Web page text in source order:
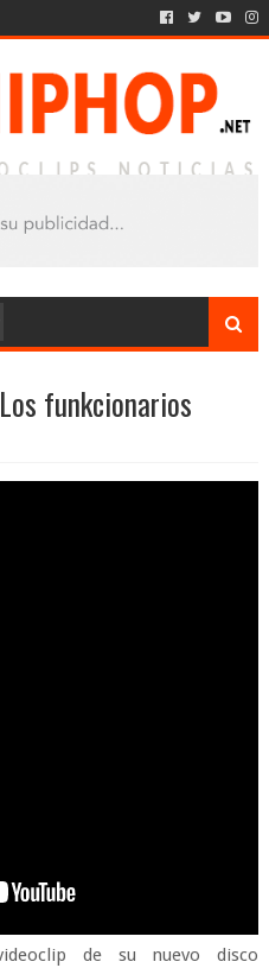
funkcionarios
de su nuevo disco